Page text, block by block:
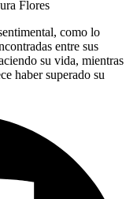
como lo
entre sus
su vida, mientras
haber superado su